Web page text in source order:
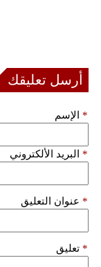
أرسل تعليقك
الإسم *
البريد الألكتروني *
عنوان التعليق *
تعليق *